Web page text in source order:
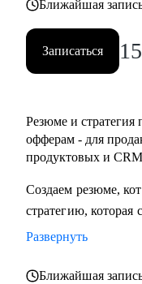
задач очень много
Кому могу помочь:
• IT-специалистам
• Project менеджерам
• Продуктовым и
• Тем, кто готовит
или на новый уровень
Ближайшая
Записаться
Резюме и стратегия
офферам - для
продуктовых и
Создаем резюме,
стратегию, которая
Развернуть
Ближайшая